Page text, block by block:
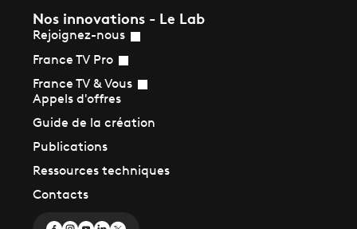
Nos innovations - Le Lab
Rejoignez-nous
France TV Pro
France TV & Vous
Appels d'offres
Guide de la création
Publications
Ressources techniques
Contacts